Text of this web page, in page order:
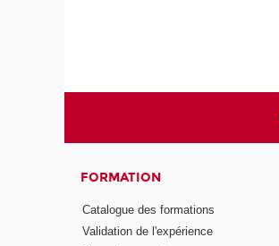
FORMATION
Catalogue des formations
Validation de l'expérience